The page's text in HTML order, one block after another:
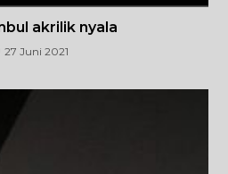
akrilik nyala
27 Juni 2021